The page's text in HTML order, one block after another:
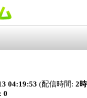
04:19:53 (配信時間: 2
0